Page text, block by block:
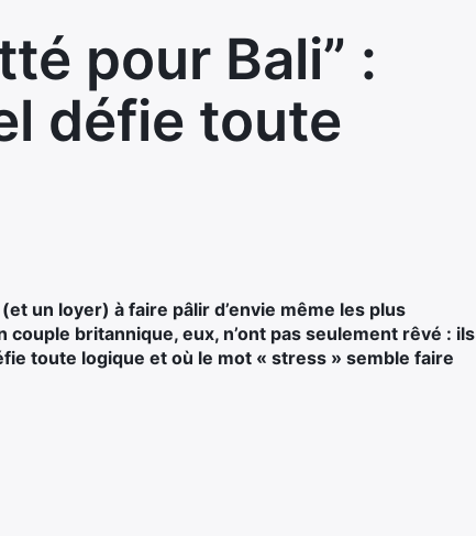
pour Bali” :
défie toute
un loyer) à faire pâlir d’envie même les plus
britannique, eux, n’ont pas seulement rêvé : ils
toute logique et où le mot « stress » semble faire